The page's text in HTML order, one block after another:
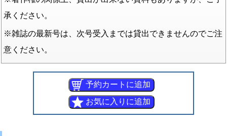
承ください。
※雑誌の最新号は、次号受入までは貸出できませんのでご注
意ください。